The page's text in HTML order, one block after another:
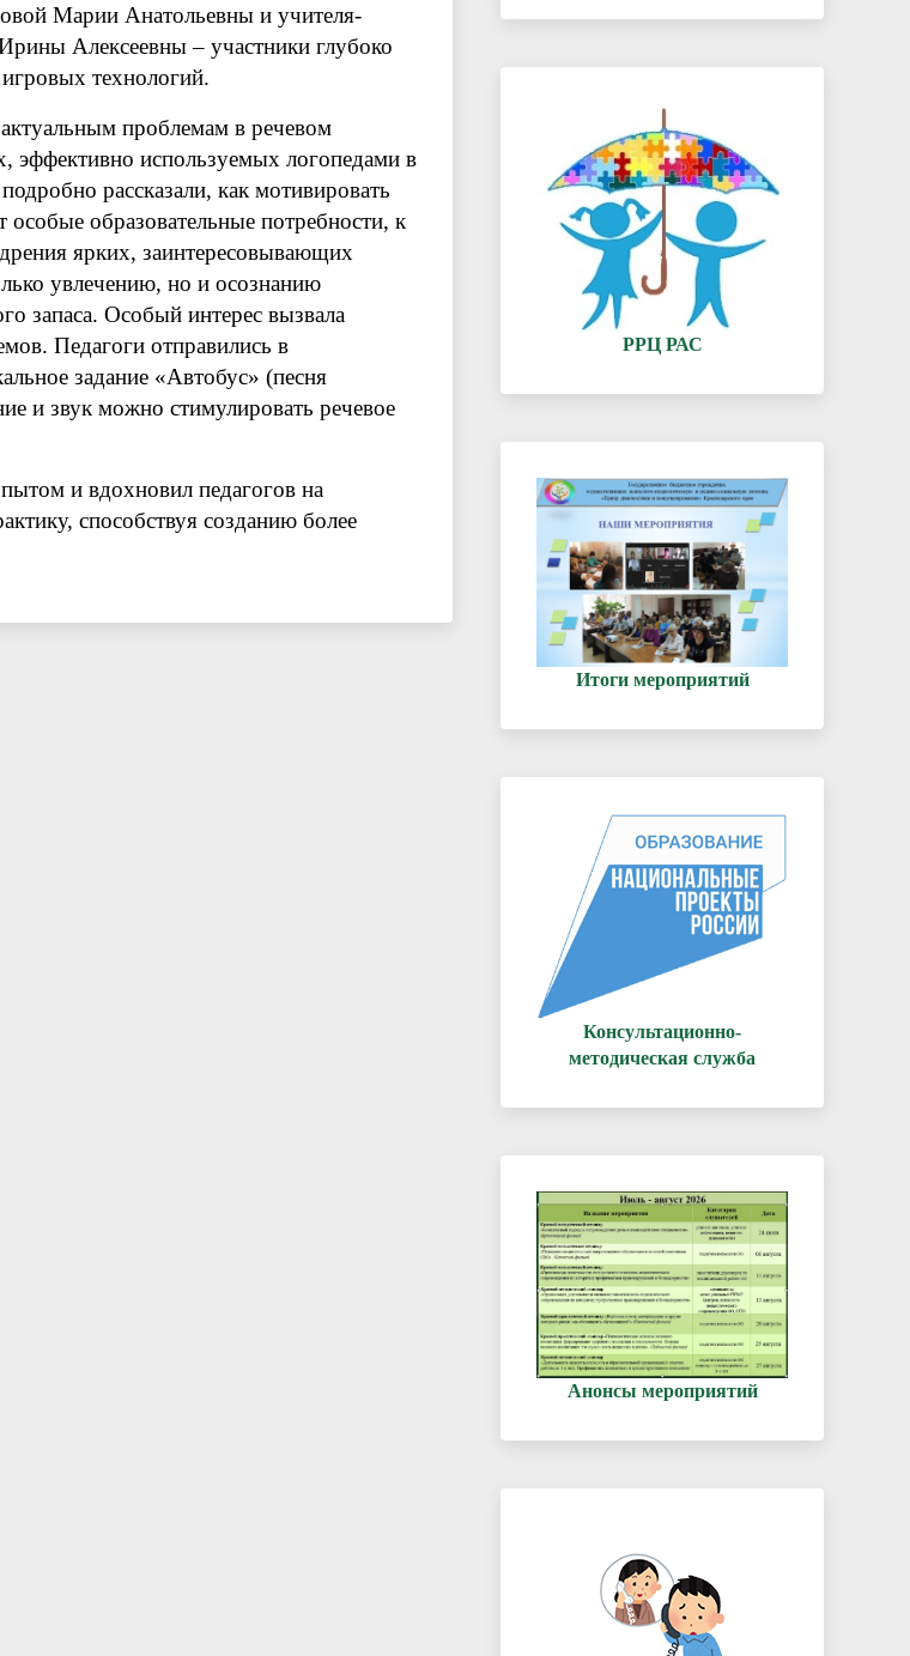
Марии Анатольевны и учителя-
Алексеевны – участники глубоко
технологий.
проблемам в речевом
эффективно используемых логопедами в
рассказали, как мотивировать
особые образовательные потребности, к
ярких, заинтересовывающих
увлечению, но и осознанию
запаса. Особый интерес вызвала
Педагоги отправились в
задание «Автобус» (песня
и звук можно стимулировать речевое
и вдохновил педагогов на
способствуя созданию более
РРЦ РАС
Итоги мероприятий
Консультационно-
методическая служба
Анонсы мероприятий